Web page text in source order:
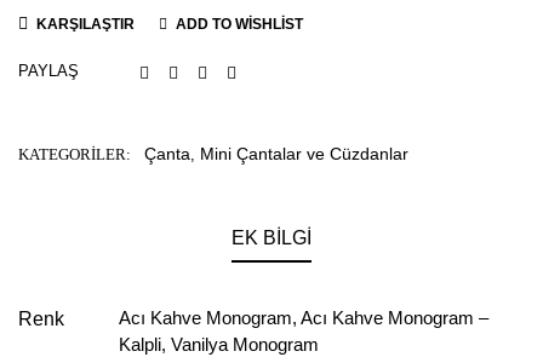
KARŞILAŞTIR ADD TO WISHLIST
PAYLAŞ
KATEGORILER: Çanta Mini Çantalar ve Cüzdanlar
EK BILGI
Renk Acı Kahve Monogram, Acı Kahve Monogram –
Kalpli, Vanilya Monogram